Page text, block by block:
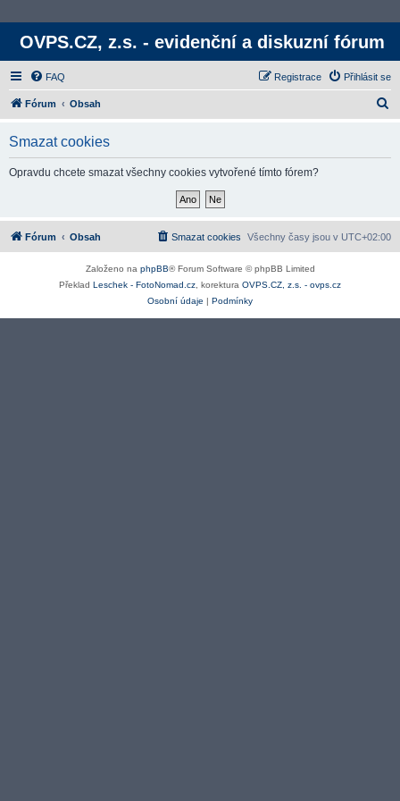
OVPS.CZ, z.s. - evidenční a diskuzní fórum
FAQ Přihlásit se
Registrace
Fórum Obsah
Smazat cookies
Opravdu chcete smazat všechny cookies vytvořené tímto fórem?
Fórum Obsah Všechny časy jsou v UTC+02:00
Smazat cookies
Založeno na phpBB® Forum Software © phpBB Limited
Překlad Leschek - FotoNomad.cz , korektura OVPS.CZ, z.s. - ovps.cz
Osobní údaje | Podmínky